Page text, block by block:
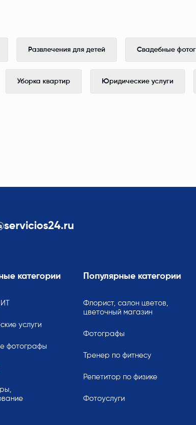
Развлечения для детей Свадебные
Уборка квартир Юридические услуги
категории
услуги
фотографы
Популярные категории
Флорист, салон цветов,
цветочный магазин
Фотографы
Тренер по фитнесу
Репетитор по физике
Фотоуслуги